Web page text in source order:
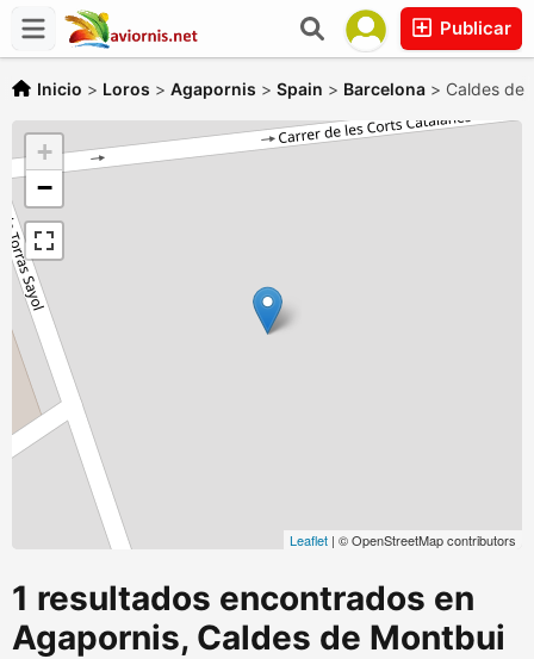
Publicar
Inicio > Loros > Agapornis > Spain > Barcelona > Caldes de
+
−
Leaflet | © OpenStreetMap contributors
1 resultados encontrados en
Agapornis, Caldes de Montbui